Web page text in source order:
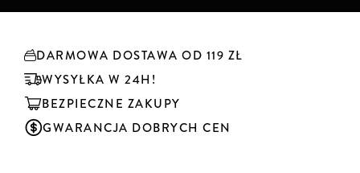
k
DARMOWA DOSTAWA OD 119 ZŁ
WYSYŁKA W 24H!
BEZPIECZNE ZAKUPY
GWARANCJA DOBRYCH CEN